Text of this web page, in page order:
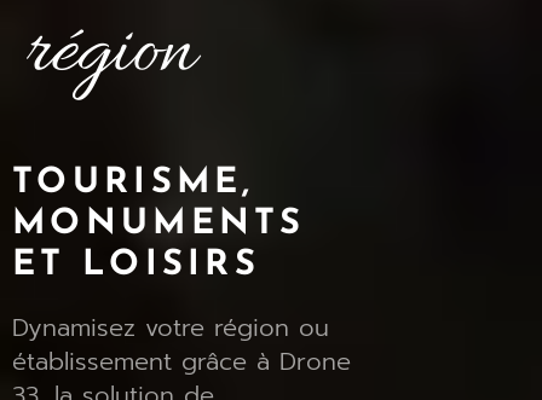
région
TOURISME,
MONUMENTS
ET LOISIRS
Dynamisez votre région ou
établissement grâce à Drone